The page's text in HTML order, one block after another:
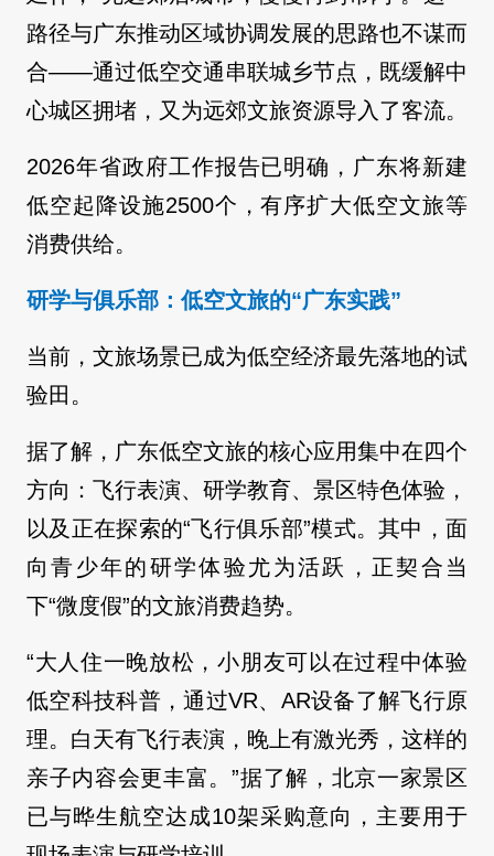
路径与广东推动区域协调发展的思路也不谋而
合——通过低空交通串联城乡节点，既缓解中
心城区拥堵，又为远郊文旅资源导入了客流。
2026年省政府工作报告已明确，广东将新建
低空起降设施2500个，有序扩大低空文旅等
消费供给。
研学与俱乐部：低空文旅的“广东实践”
当前，文旅场景已成为低空经济最先落地的试
验田。
据了解，广东低空文旅的核心应用集中在四个
方向：飞行表演、研学教育、景区特色体验，
以及正在探索的“飞行俱乐部”模式。其中，面
向青少年的研学体验尤为活跃，正契合当
下“微度假”的文旅消费趋势。
“大人住一晚放松，小朋友可以在过程中体验
低空科技科普，通过VR、AR设备了解飞行原
理。白天有飞行表演，晚上有激光秀，这样的
亲子内容会更丰富。”据了解，北京一家景区
已与晔生航空达成10架采购意向，主要用于